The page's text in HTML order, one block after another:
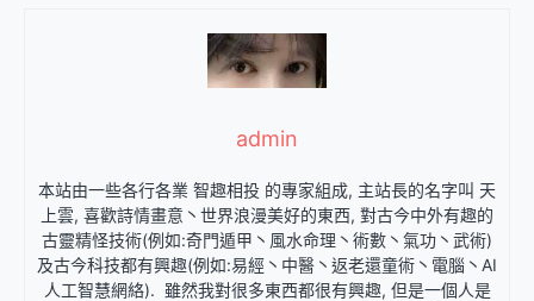
admin
本站由一些各行各業 智趣相投 的專家組成, 主站長的名字叫 天
上雲, 喜歡詩情畫意丶世界浪漫美好的東西, 對古今中外有趣的
古靈精怪技術(例如:奇門遁甲丶風水命理丶術數丶氣功丶武術)
及古今科技都有興趣(例如:易經丶中醫丶返老還童術丶電腦丶AI
人工智慧網絡). 雖然我對很多東西都很有興趣, 但是一個人是